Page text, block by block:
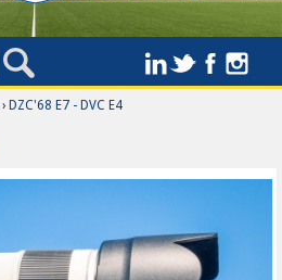
›DZC'68 E7 - DVC E4